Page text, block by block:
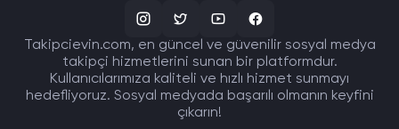
Takipcievin.com, en güncel ve güvenilir sosyal medya
takipçi hizmetlerini sunan bir platformdur.
Kullanıcılarımıza kaliteli ve hızlı hizmet sunmayı
hedefliyoruz. Sosyal medyada başarılı olmanın keyfini
çıkarın!